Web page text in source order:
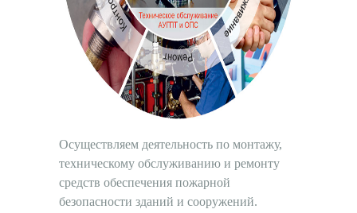
Осуществляем деятельность по монтажу,
техническому обслуживанию и ремонту
средств обеспечения пожарной
безопасности зданий и сооружений.